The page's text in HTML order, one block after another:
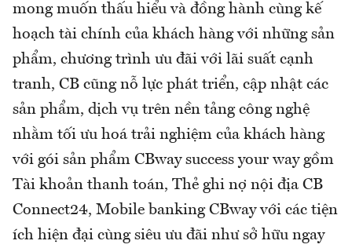
mong muốn thấu hiểu và đồng hành cùng kế
hoạch tài chính của khách hàng với những sản
phẩm, chương trình ưu đãi với lãi suất cạnh
tranh, CB cũng nỗ lực phát triển, cập nhật các
sản phẩm, dịch vụ trên nền tảng công nghệ
nhằm tối ưu hoá trải nghiệm của khách hàng
với gói sản phẩm CBway success your way gồm
Tài khoản thanh toán, Thẻ ghi nợ nội địa CB
Connect24, Mobile banking CBway với các tiện
ích hiện đại cùng siêu ưu đãi như sở hữu ngay